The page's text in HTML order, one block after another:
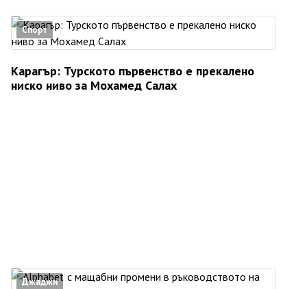
Спорт
Карагър: Турското първенство е прекалено
ниско ниво за Мохамед Салах
Джаджи